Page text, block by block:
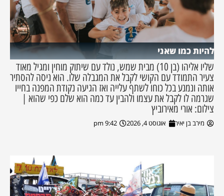
להיות כמו שאני
שליו אליהו (בן 10) מבית שמש, נולד עם שיתוק מוחין ומגיל מאוד
צעיר התמודד עם הקושי לקבל את המגבלה שלו. הוא ניסה להסתיר
אותה ונמנע בכל כוחו לשתף עלייה ואז הגיעה נקודת המפנה בחייו
שגרמה לו לקבל את עצמו ולהבין עד כמה הוא שלם כפי שהוא |
צילום: אורי מאירוביץ
מירב בן יאיר אוגוסט 4, 2026 9:42 pm